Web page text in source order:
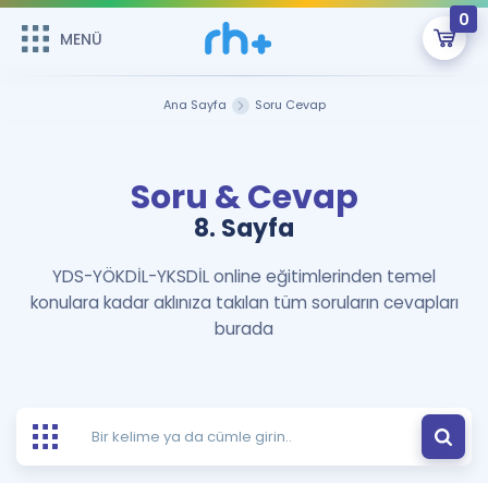
MENÜ
0
Şifremi Hatırlamıyorum
Remzi Hoca ile seni sınava hazırlayacak onlarca eğitim seni
bekliyor!
MENÜ
Çalışma Paketleri
Katılımcı Görüşleri
Hakkımızda
Kariyer
Ana Sayfa Soru Cevap
Soru & Cevap
8. Sayfa
YDS-YÖKDİL-YKSDİL online eğitimlerinden temel
konulara kadar aklınıza takılan tüm soruların cevapları
burada